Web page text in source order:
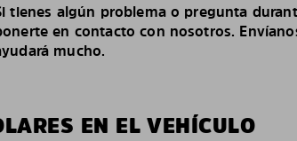
tienes algún problema o pregunta
en contacto con nosotros.
mucho.
EN EL VEHÍCULO